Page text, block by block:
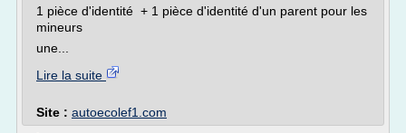
1 pièce d'identité + 1 pièce d'identité d'un parent pour les
mineurs
une...
Lire la suite
Site : autoecolef1.com